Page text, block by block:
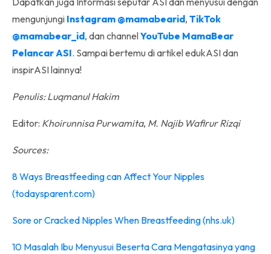
mengunjungi Instagram @mamabearid, TikTok
@mamabear_id, dan channelYouTube MamaBear
Pelancar ASI. Sampai bertemu di artikel edukASI dan
inspirASI lainnya!
Penulis: Luqmanul Hakim
Editor: Khoirunnisa Purwamita, M. Najib Wafirur Rizqi
Sources:
8 Ways Breastfeeding can Affect Your Nipples
(todaysparent.com)
Sore or Cracked Nipples When Breastfeeding (nhs.uk)
10 Masalah Ibu Menyusui Beserta Cara Mengatasinya yang